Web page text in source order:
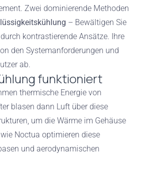
Zwei dominierende Methoden
– Bewältigen Sie
kontrastierende Ansätze. Ihre
den Systemanforderungen und
ab.
funktioniert
thermische Energie von
blasen dann Luft über diese
um die Wärme im Gehäuse
Noctua optimieren diese
und aerodynamischen